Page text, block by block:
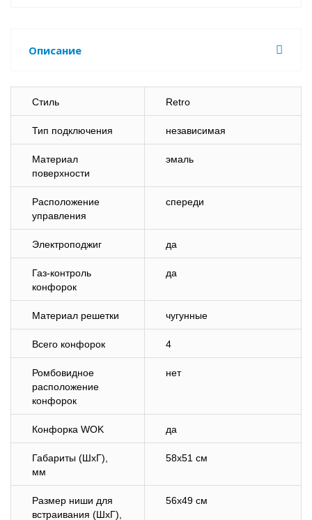
Описание
Стиль Retro
Тип подключения независимая
Материал
поверхности
эмаль
Расположение
управления
спереди
Электроподжиг да
Газ-контроль
конфорок
да
Материал решетки чугунные
Всего конфорок 4
Ромбовидное
расположение
конфорок
нет
Конфорка WOK да
Габариты (ШхГ),
мм
58х51 см
Размер ниши для
встраивания (ШхГ),
56х49 см